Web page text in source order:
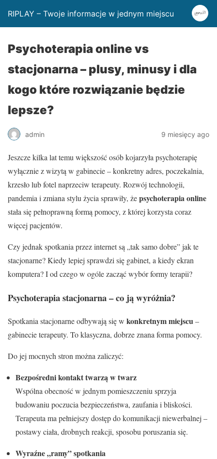
RIPLAY – Twoje informacje w jednym miejscu
Psychoterapia online vs
stacjonarna – plusy, minusy i dla
kogo które rozwiązanie będzie
lepsze?
admin 9 miesięcy ago
Jeszcze kilka lat temu większość osób kojarzyła psychoterapię
wyłącznie z wizytą w gabinecie – konkretny adres, poczekalnia,
krzesło lub fotel naprzeciw terapeuty. Rozwój technologii,
pandemia i zmiana stylu życia sprawiły, żepsychoterapia online
stała się pełnoprawną formą pomocy, z której korzysta coraz
więcej pacjentów.
Czy jednak spotkania przez internet są „tak samo dobre” jak te
stacjonarne? Kiedy lepiej sprawdzi się gabinet, a kiedy ekran
komputera? I od czego w ogóle zacząć wybór formy terapii?
Psychoterapia stacjonarna – co ją wyróżnia?
Spotkania stacjonarne odbywają się w konkretnym miejscu–
gabinecie terapeuty. To klasyczna, dobrze znana forma pomocy.
Do jej mocnych stron można zaliczyć:
Bezpośredni kontakt twarzą w twarz
Wspólna obecność w jednym pomieszczeniu sprzyja
budowaniu poczucia bezpieczeństwa, zaufania i bliskości.
Terapeuta ma pełniejszy dostęp do komunikacji niewerbalnej –
postawy ciała, drobnych reakcji, sposobu poruszania się.
Wyraźne „ramy” spotkania